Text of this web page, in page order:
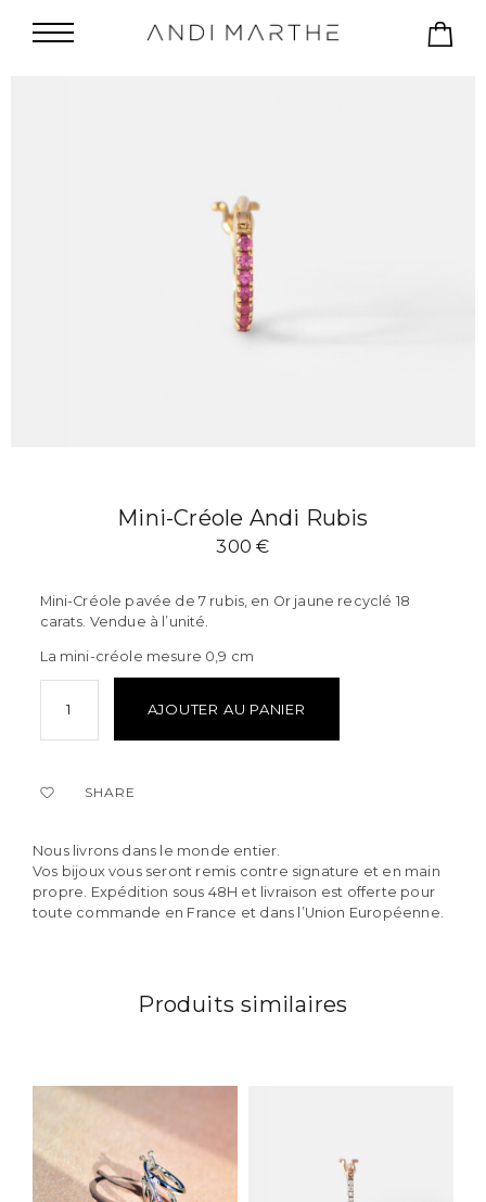
Mini-Créole Andi Rubis
300€
Mini-Créole pavée de 7 rubis, en Or jaune recyclé 18
carats. Vendue à l’unité.
La mini-créole mesure 0,9 cm
AJOUTER AU PANIER
SHARE
Nous livrons dans le monde entier.
Vos bijoux vous seront remis contre signature et en main
propre. Expédition sous 48H et livraison est offerte pour
toute commande en France et dans l’Union Européenne.
Produits similaires